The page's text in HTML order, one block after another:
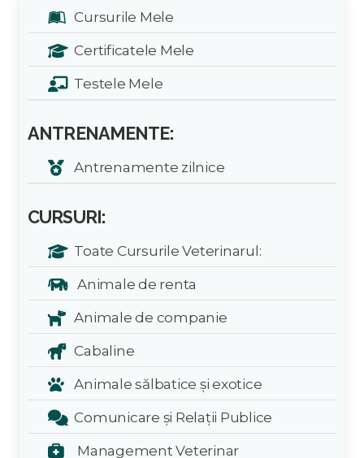
Cursurile Mele
Certificatele Mele
Testele Mele
ANTRENAMENTE:
Antrenamente zilnice
CURSURI:
Toate Cursurile Veterinarul:
Animale de renta
Animale de companie
Cabaline
Animale sălbatice și exotice
Comunicare și Relații Publice
Management Veterinar